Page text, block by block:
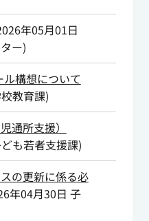
年05月01日
ー)
構想について
教育課)
通所支援）
も若者支援課)
の更新に係る必
年04月30日 子